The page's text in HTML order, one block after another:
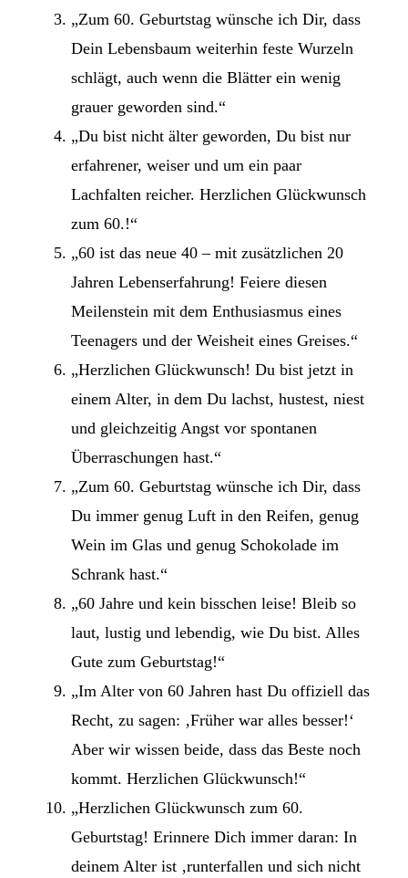
„Zum 60. Geburtstag wünsche ich Dir, dass
Dein Lebensbaum weiterhin feste Wurzeln
schlägt, auch wenn die Blätter ein wenig
grauer geworden sind.“
„Du bist nicht älter geworden, Du bist nur
erfahrener, weiser und um ein paar
Lachfalten reicher. Herzlichen Glückwunsch
zum 60.!“
„60 ist das neue 40 – mit zusätzlichen 20
Jahren Lebenserfahrung! Feiere diesen
Meilenstein mit dem Enthusiasmus eines
Teenagers und der Weisheit eines Greises.“
„Herzlichen Glückwunsch! Du bist jetzt in
einem Alter, in dem Du lachst, hustest, niest
und gleichzeitig Angst vor spontanen
Überraschungen hast.“
„Zum 60. Geburtstag wünsche ich Dir, dass
Du immer genug Luft in den Reifen, genug
Wein im Glas und genug Schokolade im
Schrank hast.“
„60 Jahre und kein bisschen leise! Bleib so
laut, lustig und lebendig, wie Du bist. Alles
Gute zum Geburtstag!“
„Im Alter von 60 Jahren hast Du offiziell das
Recht, zu sagen: ‚Früher war alles besser!‘
Aber wir wissen beide, dass das Beste noch
kommt. Herzlichen Glückwunsch!“
„Herzlichen Glückwunsch zum 60.
Geburtstag! Erinnere Dich immer daran: In
deinem Alter ist ‚runterfallen und sich nicht